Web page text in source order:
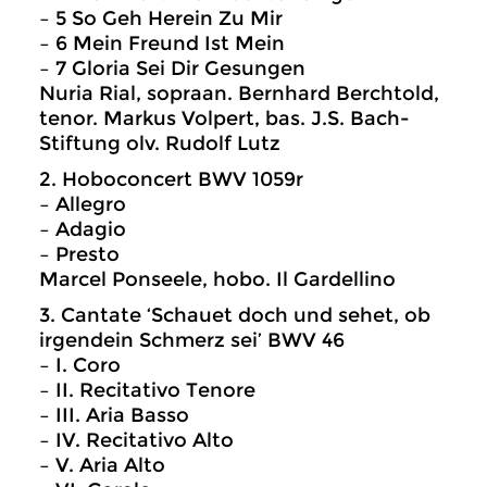
– 5 So Geh Herein Zu Mir
– 6 Mein Freund Ist Mein
– 7 Gloria Sei Dir Gesungen
Nuria Rial, sopraan. Bernhard Berchtold,
tenor. Markus Volpert, bas. J.S. Bach-
Stiftung olv. Rudolf Lutz
2. Hoboconcert BWV 1059r
– Allegro
– Adagio
– Presto
Marcel Ponseele, hobo. Il Gardellino
3. Cantate ‘Schauet doch und sehet, ob
irgendein Schmerz sei’ BWV 46
– I. Coro
– II. Recitativo Tenore
– III. Aria Basso
– IV. Recitativo Alto
– V. Aria Alto